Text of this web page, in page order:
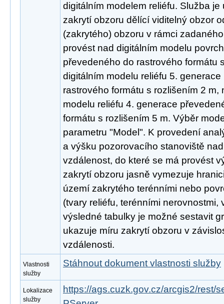
digitálním modelem reliéfu. Služba
zakrytí obzoru dělící viditelný obzor
(zakrytého) obzoru v rámci
provést nad digitálním modelu
převedeného do rastrového formátu
digitálním modelu reliéfu 5.
rastrového formátu s rozlišením 2 m,
modelu reliéfu 4. generace
formátu s rozlišením 5 m. Výběr
parametru "Model". K provedení
a výšku pozorovacího stanoviště
vzdálenost, do které se má provést
zakrytí obzoru jasně vymezuje
území zakrytého terénními nebo
(tvary reliéfu, terénními nerovnostmi,
výsledné tabulky je možné sestavit
ukazuje míru zakrytí obzoru v
vzdálenosti.
Vlastnosti
služby
Stáhnout dokument vlastnosti služby
Lokalizace
služby
https://ags.cuzk.gov.cz/arcgis2/rest/